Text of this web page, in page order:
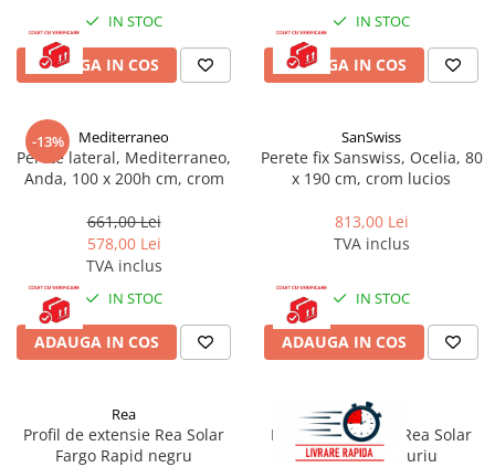
Mobilier Baie
Seturi de mobilier si lavoar
Corpuri iluminat
Oglinzi cu iluminare
Oglinzi simple
Mobilier Lavoar baie
Dulapuri de baie
Rafturi incastrate
Accesorii pentru mobila
Baterii lavoar
Baterii cada
IN STOC
ADAUGA IN COS
IN STOC
ADAUGA IN COS
-13% Mediterraneo
Perete lateral, Mediterraneo,
Anda, 100 x 200h cm, crom
661,00 Lei
578,00 Lei
TVA inclus
IN STOC
ADAUGA IN COS
SanSwiss
Perete fix Sanswiss, Ocelia, 80
x 190 cm, crom lucios
813,00 Lei
TVA inclus
IN STOC
ADAUGA IN COS
Rea
Profil de extensie Rea Solar
Fargo Rapid negru
Rea
Profil de extensie Rea Solar
Fargo Rapid auriu